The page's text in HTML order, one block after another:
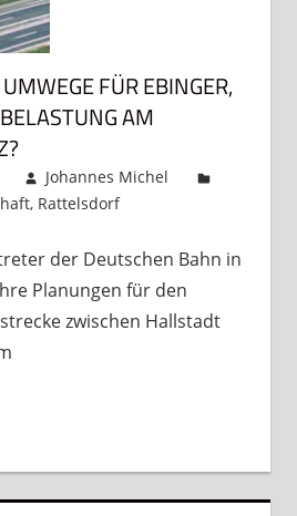
FÜR EBINGER,
AM
Johannes Michel
, Rattelsdorf
der Deutschen Bahn in
Planungen für den
zwischen Hallstadt